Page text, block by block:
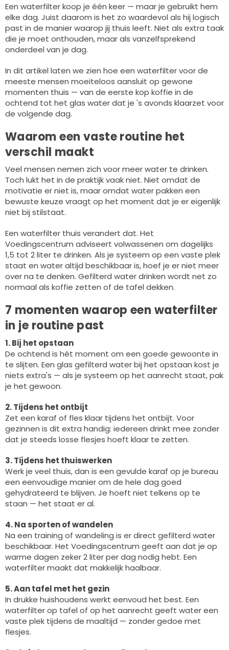
Een waterfilter koop je één keer — maar je gebruikt hem
elke dag. Juist daarom is het zo waardevol als hij logisch
past in de manier waarop jij thuis leeft. Niet als extra taak
die je moet onthouden, maar als vanzelfsprekend
onderdeel van je dag.
In dit artikel laten we zien hoe een waterfilter voor de
meeste mensen moeiteloos aansluit op gewone
momenten thuis — van de eerste kop koffie in de
ochtend tot het glas water dat je 's avonds klaarzet voor
de volgende dag.
Waarom een vaste routine het
verschil maakt
Veel mensen nemen zich voor meer water te drinken.
Toch lukt het in de praktijk vaak niet. Niet omdat de
motivatie er niet is, maar omdat water pakken een
bewuste keuze vraagt op het moment dat je er eigenlijk
niet bij stilstaat.
Een waterfilter thuis verandert dat. Het
Voedingscentrum adviseert volwassenen om dagelijks
1,5 tot 2 liter te drinken. Als je systeem op een vaste plek
staat en water altijd beschikbaar is, hoef je er niet meer
over na te denken. Gefilterd water drinken wordt net zo
normaal als koffie zetten of de tafel dekken.
7 momenten waarop een waterfilter
in je routine past
1. Bij het opstaan
De ochtend is hét moment om een goede gewoonte in
te slijten. Een glas gefilterd water bij het opstaan kost je
niets extra's — als je systeem op het aanrecht staat, pak
je het gewoon.
2. Tijdens het ontbijt
Zet een karaf of fles klaar tijdens het ontbijt. Voor
gezinnen is dit extra handig: iedereen drinkt mee zonder
dat je steeds losse flesjes hoeft klaar te zetten.
3. Tijdens het thuiswerken
Werk je veel thuis, dan is een gevulde karaf op je bureau
een eenvoudige manier om de hele dag goed
gehydrateerd te blijven. Je hoeft niet telkens op te
staan — het staat er al.
4. Na sporten of wandelen
Na een training of wandeling is er direct gefilterd water
beschikbaar. Het Voedingscentrum geeft aan dat je op
warme dagen zeker 2 liter per dag nodig hebt. Een
waterfilter maakt dat makkelijk haalbaar.
5. Aan tafel met het gezin
In drukke huishoudens werkt eenvoud het best. Een
waterfilter op tafel of op het aanrecht geeft water een
vaste plek tijdens de maaltijd — zonder gedoe met
flesjes.